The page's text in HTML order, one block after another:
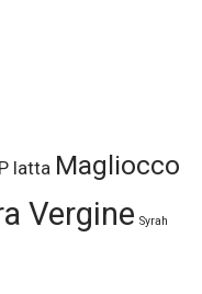
latta Magliocco
Vergine Syrah